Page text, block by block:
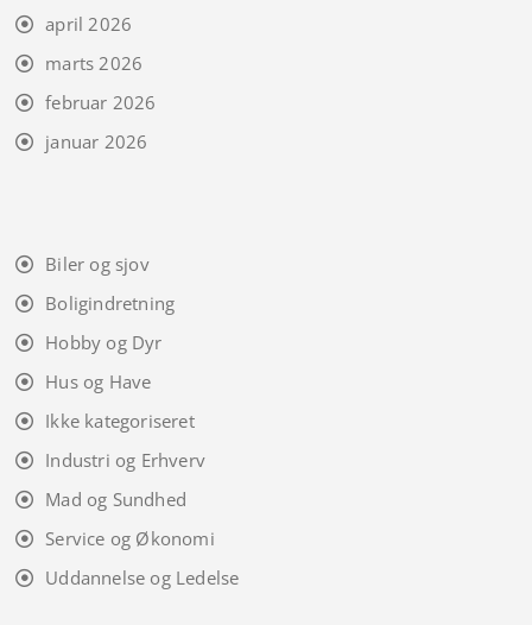
april 2026
marts 2026
februar 2026
januar 2026
Biler og sjov
Boligindretning
Hobby og Dyr
Hus og Have
Ikke kategoriseret
Industri og Erhverv
Mad og Sundhed
Service og Økonomi
Uddannelse og Ledelse